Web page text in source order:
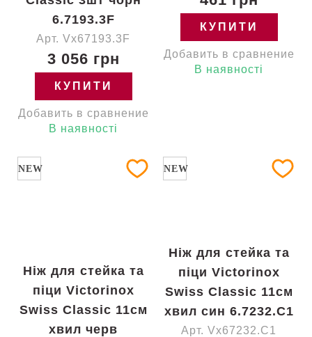
6.7193.3F
Арт. Vx67193.3F
3 056 грн
КУПИТИ
Добавить в сравнение
В наявності
КУПИТИ
Добавить в сравнение
В наявності
NEW
Ніж для стейка та
піци Victorinox
Swiss Classic 11см
хвил черв
NEW
Ніж для стейка та
піци Victorinox
Swiss Classic 11см
хвил син 6.7232.C1
Арт. Vx67232.C1